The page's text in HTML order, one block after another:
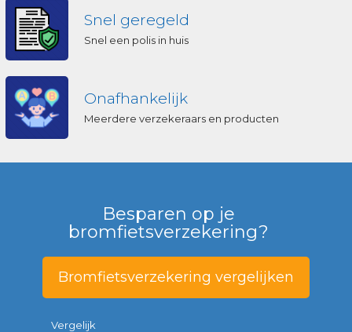
Snel geregeld
Snel een polis in huis
Onafhankelijk
Meerdere verzekeraars en producten
Besparen op je
bromfietsverzekering?
Bromfietsverzekering vergelijken
Vergelijk